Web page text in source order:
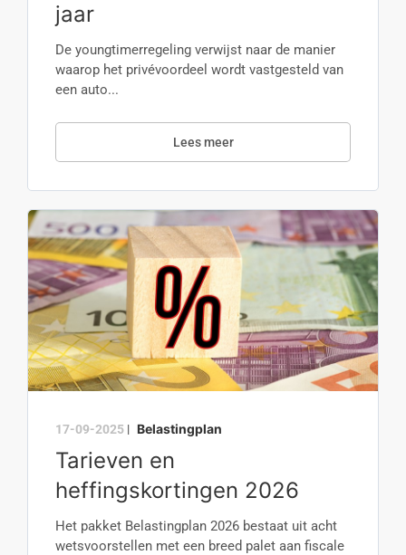
jaar
De youngtimerregeling verwijst naar de manier
waarop het privévoordeel wordt vastgesteld van
een auto...
Lees meer
17-09-2025 | Belastingplan
Tarieven en
heffingskortingen 2026
Het pakket Belastingplan 2026 bestaat uit acht
wetsvoorstellen met een breed palet aan fiscale